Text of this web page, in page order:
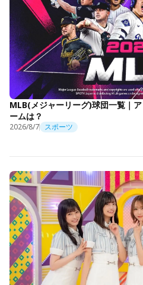
MLB(メジャーリーグ)球団一覧｜
ームは？
2026/8/7 スポーツ